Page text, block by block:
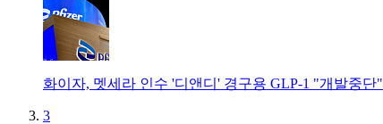
화이자, 멧세라 인수 '디앤디' 경구용 GLP-1 "개발중단"
3